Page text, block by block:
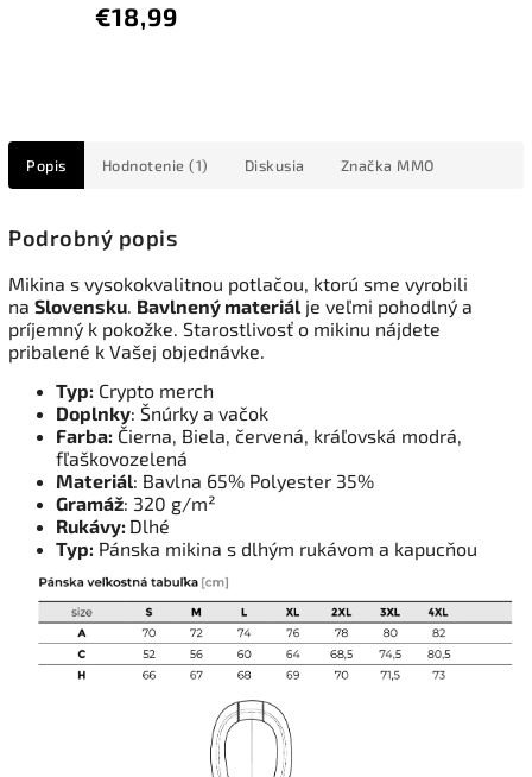
€18,99
Popis Hodnotenie (1) Diskusia Značka MMO
Podrobný popis
Mikina s vysokokvalitnou potlačou, ktorú sme vyrobili
na Slovensku. Bavlnený materiál je veľmi pohodlný a
príjemný k pokožke. Starostlivosť o mikinu nájdete
pribalené k Vašej objednávke.
Typ: Crypto merch
Doplnky: Šnúrky a vačok
Farba: Čierna, Biela, červená, kráľovská modrá,
fľaškovozelená
Materiál: Bavlna 65% Polyester 35%
Gramáž: 320 g/m²
Rukávy: Dlhé
Typ: Pánska mikina s dlhým rukávom a kapucňou